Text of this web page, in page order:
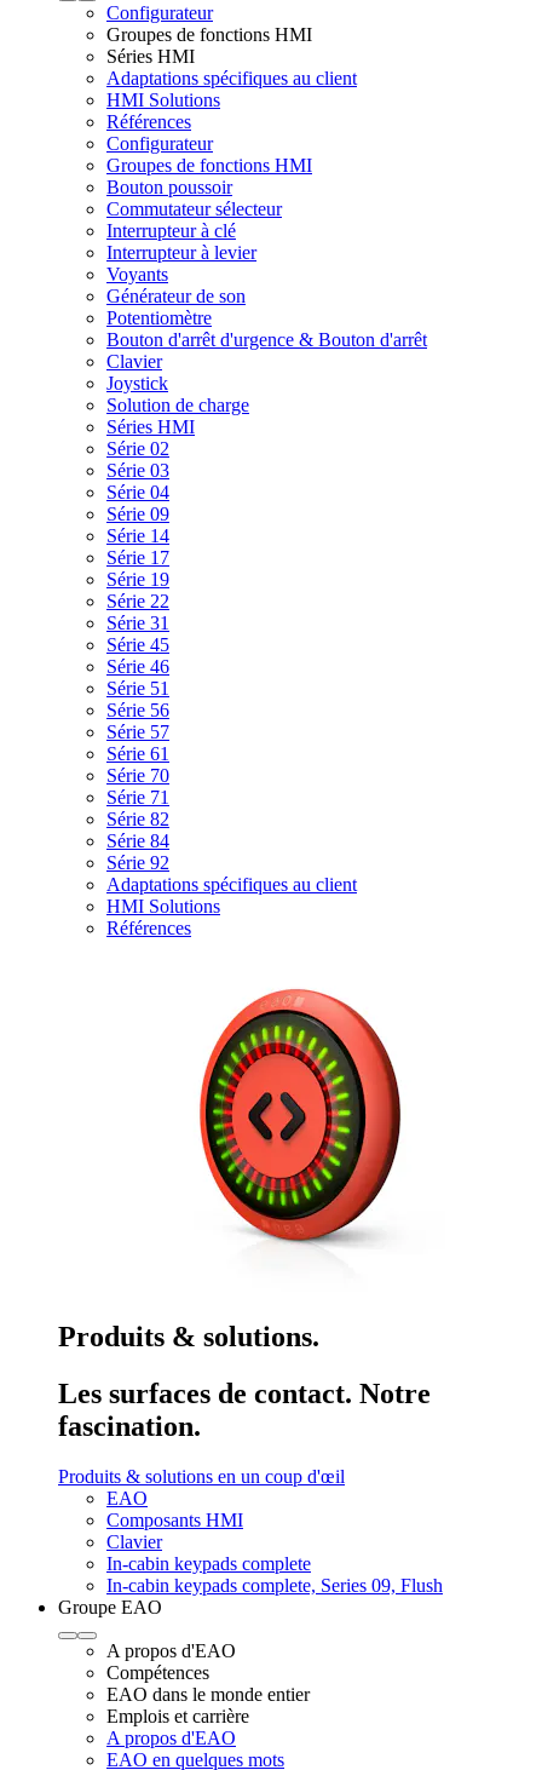
Configurateur
Groupes de fonctions HMI
Séries HMI
Adaptations spécifiques au client
HMI Solutions
Références
Configurateur
Groupes de fonctions HMI
Bouton poussoir
Commutateur sélecteur
Interrupteur à clé
Interrupteur à levier
Voyants
Générateur de son
Potentiomètre
Bouton d'arrêt d'urgence & Bouton d'arrêt
Clavier
Joystick
Solution de charge
Séries HMI
Série 02
Série 03
Série 04
Série 09
Série 14
Série 17
Série 19
Série 22
Série 31
Série 45
Série 46
Série 51
Série 56
Série 57
Série 61
Série 70
Série 71
Série 82
Série 84
Série 92
Adaptations spécifiques au client
HMI Solutions
Références
Produits & solutions.
Les surfaces de contact. Notre
fascination.
Produits & solutions en un coup d'œil
EAO
Composants HMI
Clavier
In-cabin keypads complete
In-cabin keypads complete, Series 09, Flush
Groupe EAO
A propos d'EAO
Compétences
EAO dans le monde entier
Emplois et carrière
A propos d'EAO
EAO en quelques mots